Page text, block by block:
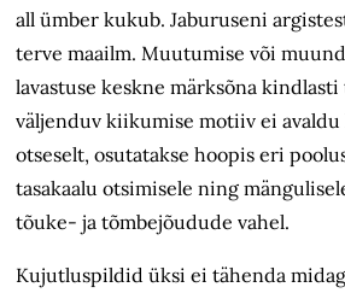
allümberkukub. Jaburuseni
terve maailm. Muutumise või
lavastuse keskne märksõna kindlasti
väljenduv kiikumise motiiv ei avaldu
otseselt, osutatakse hoopis eri
tasakaalu otsimisele ning
tõuke- ja tõmbejõudude vahel.
Kujutluspildid üksi ei tähenda